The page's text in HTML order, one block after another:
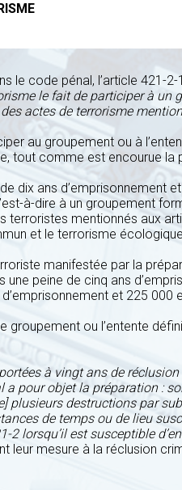
le code pénal, l’article 421-
le fait de participer à un
actes de terrorisme
au groupement ou à
tout comme est encourue la
dix ans d’emprisonnement
à-dire à un groupement
terroristes mentionnés aux
et le terrorisme
manifestée par la
peine de cinq ans
et 225 000
groupement ou l’entente
à vingt ans de
a pour objet la préparation :
plusieurs destructions par
de temps ou de lieu
2 lorsqu’il est susceptible
leur mesure à la réclusion